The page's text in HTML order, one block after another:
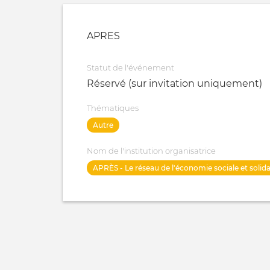
APRES
Statut de l'événement
Réservé (sur invitation uniquement)
Thématiques
Autre
Nom de l'institution organisatrice
APRÈS - Le réseau de l'économie sociale et